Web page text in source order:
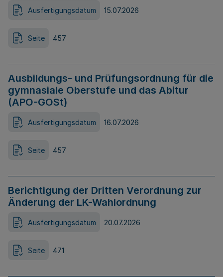
Ausfertigungsdatum 15.07.2026
Seite 457
Ausbildungs- und Prüfungsordnung für die
gymnasiale Oberstufe und das Abitur
(APO-GOSt)
Ausfertigungsdatum 16.07.2026
Seite 457
Berichtigung der Dritten Verordnung zur
Änderung der LK-Wahlordnung
Ausfertigungsdatum 20.07.2026
Seite 471